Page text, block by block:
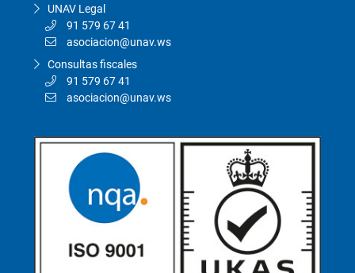
UNAV Legal
91 579 67 41
asociacion@unav.ws
Consultas fiscales
91 579 67 41
asociacion@unav.ws